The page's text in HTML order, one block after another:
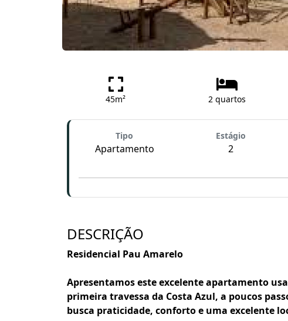
45m² 2 quartos
Tipo
Apartamento
Estágio
2
DESCRIÇÃO
Residencial Pau Amarelo
Apresentamos este excelente apartamento
primeira travessa da Costa Azul, a poucos
busca praticidade, conforto e uma excelente